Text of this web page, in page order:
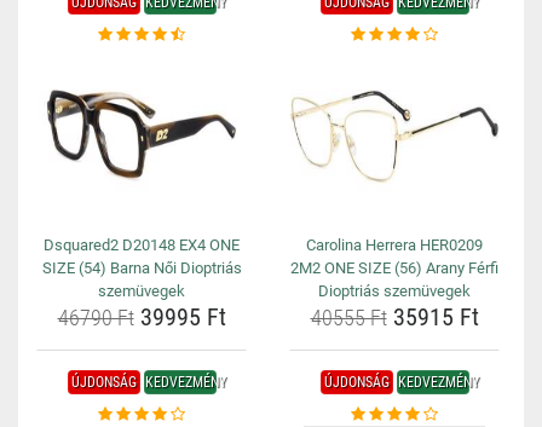
Dsquared2 D20148 EX4 ONE
SIZE (54) Barna Női Dioptriás
szemüvegek
46790 Ft39995 Ft
Carolina Herrera HER0209
2M2 ONE SIZE (56) Arany Férfi
Dioptriás szemüvegek
40555 Ft35915 Ft
ÚJDONSÁG KEDVEZMÉNY ÚJDONSÁG KEDVEZMÉNY